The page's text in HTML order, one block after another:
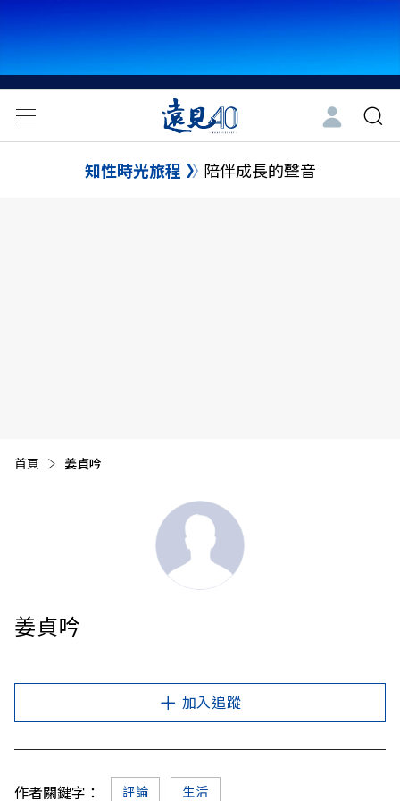
知性時光旅程 陪伴成長的聲音
首頁 目前頁面：
姜貞吟
姜貞吟
加入追蹤
作者關鍵字： 評論 生活